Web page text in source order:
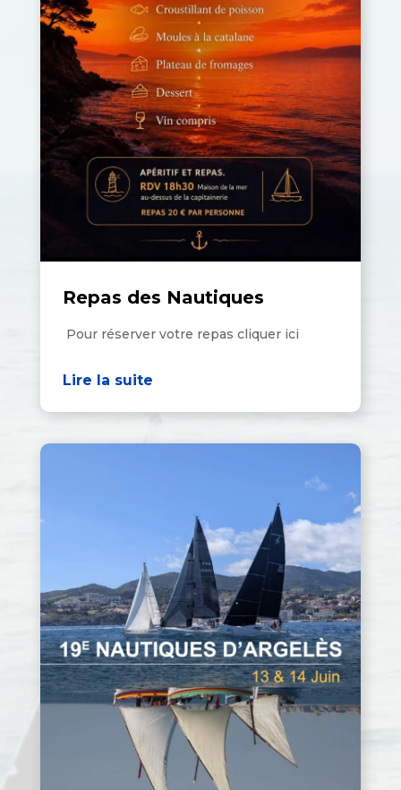
Repas des Nautiques
Pour réserver votre repas cliquer ici
Lire la suite